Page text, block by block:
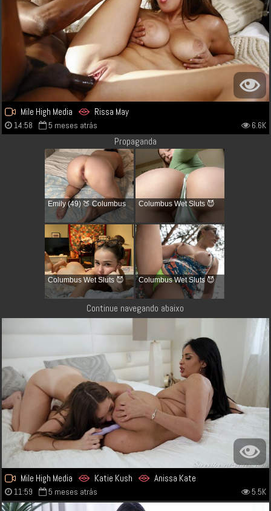
Mile High Media Rissa May
14:58 5 meses atrás 6.6K
Propaganda
Emily (49) 🍑 Columbus Columbus Wet Sluts 😈
Columbus Wet Sluts 😈 Columbus Wet Sluts 😈
Continue navegando abaixo
Mile High Media Katie Kush Anissa Kate
11:59 5 meses atrás 5.5K